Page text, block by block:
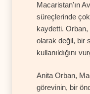
Macaristan'ın
süreçlerinde
kaydetti. Orban,
olarak değil, bir
kullanıldığını
Anita Orban,
görevinin, bir